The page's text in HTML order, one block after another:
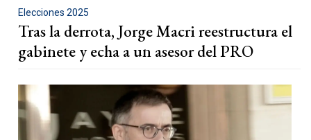
Elecciones 2025
Tras la derrota, Jorge Macri reestructura el
gabinete y echa a un asesor del PRO